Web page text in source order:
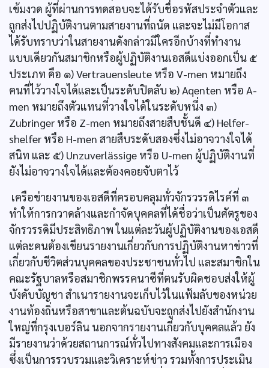
เข้มงวด ผู้ที่ผ่านการทดสอบจะได้รับชื่อรหัสประจำตัวและ
ถูกส่งไปปฏิบัติงานตามสายงานที่ถนัด และจะไม่มีโอกาส
ได้รับทราบว่าในสายงานดังกล่าวมีใครอีกบ้างที่ทำงาน
แบบเดียวกันสมาชิกหรือผู้ปฏิบัติงานเอสดีแบ่งออกเป็น ๕
ประเภท คือ ๑) Vertrauensleute หรือ V-men หมายถึง
คนที่ไว้วางใจได้และเป็นระดับปิดลับ ๒) Aqenten หรือ A-
men หมายถึงตัวแทนที่วางใจได้ในระดับหนึ่ง ๓)
Zubringer หรือ Z-men หมายถึงสายสืบชั้นดี ๔) Helfer-
shelfer หรือ H-men สายสืบระดับสองซึ่งไม่อาจวางใจได้
สนิท และ ๕) Unzuverlässige หรือ U-men ผู้ปฏิบัติงานที่
ยังไม่อาจวางใจได้และต้องคอยจับตาไว้
เครือข่ายงานของเอสดีที่ครอบคลุมทั่วจักรวรรดิไรค์ที่ ๓
ทำให้การกวาดล้างและกำจัดบุคคลที่ได้ชื่อว่าเป็นศัตรูของ
จักรวรรดิมีประสิทธิภาพ ในแต่ละวันผู้ปฏิบัติงานของเอสดี
แต่ละคนต้องเขียนรายงานเกี่ยวกับการปฏิบัติงานหาข่าวที่
เกี่ยวกับชีวิตส่วนบุคคลของประชาชนทั่วไป และสมาชิกใน
คณะรัฐบาลหรือสมาชิกพรรคนาซีที่ตนรับผิดชอบส่งให้ผู้
บังคับบัญชา สำเนารายงานจะเก็บไว้ในแฟ้มลับของหน่วย
งานท้องถิ่นหรือสาขาและต้นฉบับจะถูกส่งไปยังสำนักงาน
ใหญ่ที่กรุงเบอร์ลิน นอกจากรายงานเกี่ยวกับบุคคลแล้ว ยัง
มีรายงานว่าด้วยสถานการณ์ทั่วไปทางสังคมและการเมือง
ซึ่งเป็นการรวบรวมและวิเคราะห์ข่าว รวมทั้งการประเมิน